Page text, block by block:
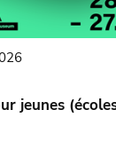
jeunes